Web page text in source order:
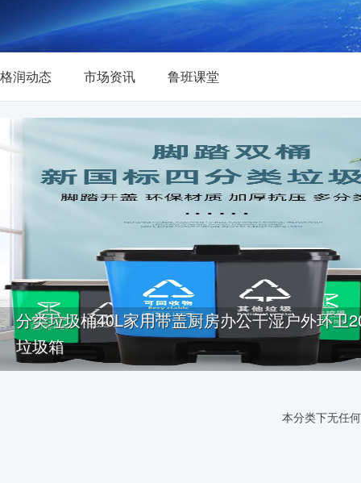
格润动态 市场资讯 鲁班课堂
分类垃圾桶40L家用带盖厨房办公干湿户外环卫
垃圾箱
本分类下无任